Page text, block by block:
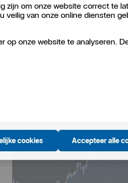
zijn om onze website correct te
veilig van onze online diensten
op onze website te analyseren.
cookies Accepteer alle